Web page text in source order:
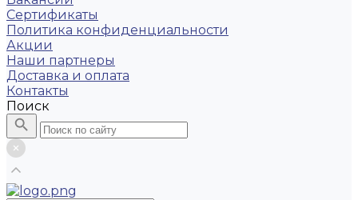
Сертификаты
Политика конфиденциальности
Акции
Наши партнеры
Доставка и оплата
Контакты
Поиск